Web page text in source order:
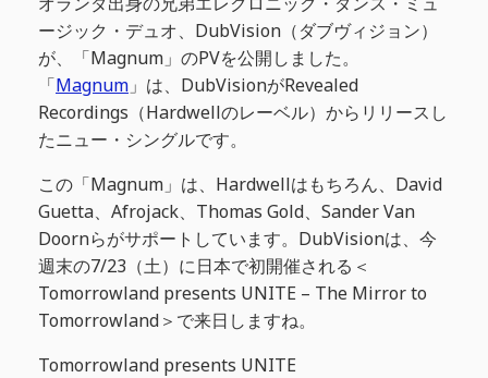
ージック・デュオ、DubVision（ダブヴィジョン）
が、「Magnum」のPVを公開しました。
「Magnum 」は、DubVisionがRevealed
Recordings（Hardwellのレーベル）からリリースし
たニュー・シングルです。
この「Magnum」は、Hardwellはもちろん、David
Guetta、Afrojack、Thomas Gold、Sander Van
Doornらがサポートしています。DubVisionは、今
週末の7/23（土）に日本で初開催される＜
Tomorrowland presents UNITE – The Mirror to
Tomorrowland＞で来日しますね。
Tomorrowland presents UNITE